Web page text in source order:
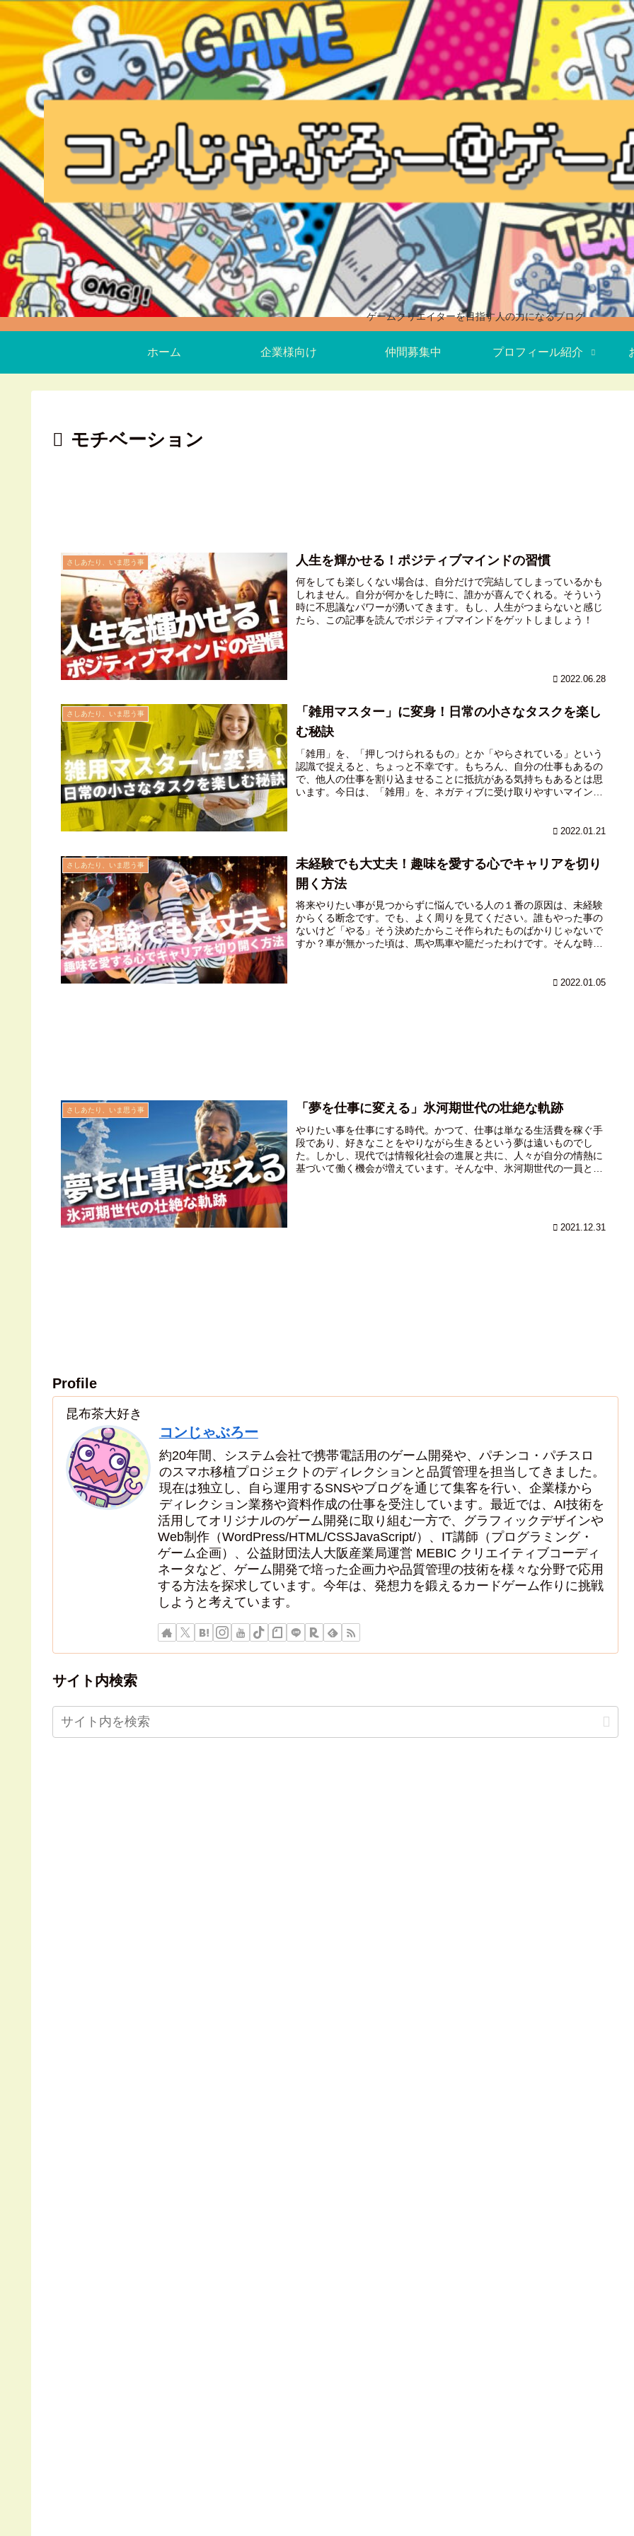
ゲームクリエイターを目指す人の力になるブログ
ホーム 企業様向け 仲間募集中 プロフィール紹介
モチベーション
さしあたり、いま思う事 人生を輝かせる！ポジティブマインドの習慣
何をしても楽しくない場合は、自分だけで完結してしまっているかも
しれません。自分が何かをした時に、誰かが喜んでくれる。そういう
時に不思議なパワーが湧いてきます。もし、人生がつまらないと感じ
たら、この記事を読んでポジティブマインドをゲットしましょう！
2022.06.28
さしあたり、いま思う事
「雑用マスター」に変身！日常の小さなタスクを楽し
む秘訣
「雑用」を、「押しつけられるもの」とか「やらされている」という
認識で捉えると、ちょっと不幸です。もちろん、自分の仕事もあるの
で、他人の仕事を割り込ませることに抵抗がある気持ちもあるとは思
います。今日は、「雑用」を、ネガティブに受け取りやすいマインド
2022.01.21
さしあたり、いま思う事
未経験でも大丈夫！趣味を愛する心でキャリアを切り
開く方法
将来やりたい事が見つからずに悩んでいる人の１番の原因は、未経験
からくる断念です。でも、よく周りを見てください。誰もやった事の
ないけど「やる」そう決めたからこそ作られたものばかりじゃないで
すか？車が無かった頃は、馬や馬車や籠だったわけです。そんな時代
実行したご先祖様がいたからこそ、今便利な暮らしになっているわけ
2022.01.05
さしあたり、いま思う事 「夢を仕事に変える」氷河期世代の壮絶な軌跡
やりたい事を仕事にする時代。かつて、仕事は単なる生活費を稼ぐ手
段であり、好きなことをやりながら生きるという夢は遠いものでし
た。しかし、現代では情報化社会の進展と共に、人々が自分の情熱に
基づいて働く機会が増えています。そんな中、氷河期世代の一員とし
2021.12.31
Profile
昆布茶大好き
コンじゃぶろー
約20年間、システム会社で携帯電話用のゲーム開発や、パチンコ・パチスロ
のスマホ移植プロジェクトのディレクションと品質管理を担当してきました。
現在は独立し、自ら運用するSNSやブログを通じて集客を行い、企業様から
ディレクション業務や資料作成の仕事を受注しています。最近では、AI技術を
活用してオリジナルのゲーム開発に取り組む一方で、グラフィックデザインや
Web制作（WordPress/HTML/CSSJavaScript/）、IT講師（プログラミング・
ゲーム企画）、公益財団法人大阪産業局運営 MEBIC クリエイティブコーディ
ネータなど、ゲーム開発で培った企画力や品質管理の技術を様々な分野で応用
する方法を探求しています。今年は、発想力を鍛えるカードゲーム作りに挑戦
しようと考えています。
サイト内検索